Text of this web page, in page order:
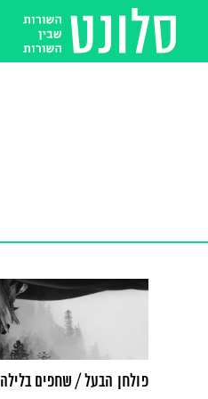
פולחן הבעל / שחפים בלילה